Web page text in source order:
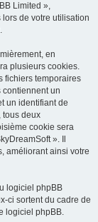
Limited »,
de votre utilisation
en
plusieurs cookies.
fichiers temporaires
contiennent un
un identifiant de
tous deux
cookie sera
». Il
améliorant ainsi votre
logiciel phpBB
ci sortent du cadre de
logiciel phpBB.